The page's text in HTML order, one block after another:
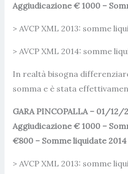
Aggiudicazione € 1000 –
> AVCP XML 2013: somme
> AVCP XML 2014: somme
In realtà bisogna
somma e è stata
GARA PINCOPALLA – 01/
Aggiudicazione € 1000 –
€800 – Somme liquidate
> AVCP XML 2013: somme